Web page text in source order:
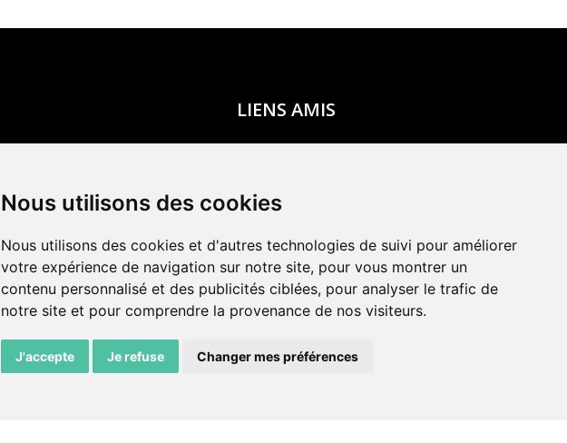
Nous utilisons des cookies
Nous utilisons des cookies et d'autres technologies de suivi pour améliorer
votre expérience de navigation sur notre site, pour vous montrer un
contenu personnalisé et des publicités ciblées, pour analyser le trafic de
notre site et pour comprendre la provenance de nos visiteurs.
J'accepte Je refuse Changer mes préférences
LIENS AMIS